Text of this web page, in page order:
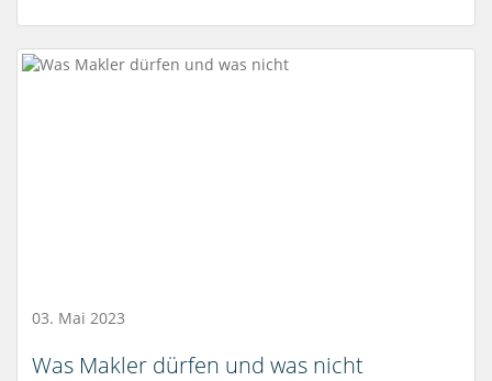
03. Mai 2023
Was Makler dürfen und was nicht